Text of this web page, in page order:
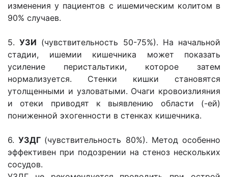
изменения у пациентов с ишемическим колитом в
90% случаев.
5.УЗИ (чувствительность 50-75%). На начальной
стадии, ишемии кишечника может показать
усиление перистальтики, которое затем
нормализуется. Стенки кишки становятся
утолщенными и узловатыми. Очаги кровоизлияния
и отеки приводят к выявлению области (-ей)
пониженной эхогенности в стенках кишечника.
6.УЗДГ (чувствительность 80%). Метод особенно
эффективен при подозрении на стеноз нескольких
сосудов.